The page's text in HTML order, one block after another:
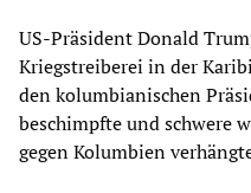
US-Präsident Donald
Kriegstreiberei in der
den kolumbianischen
beschimpfte und schwere
gegen Kolumbien